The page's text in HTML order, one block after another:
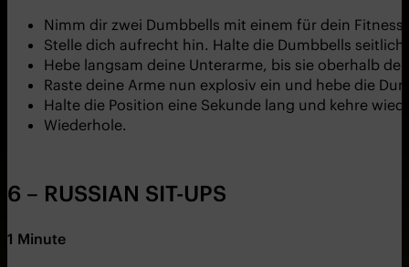
Nimm dir zwei Dumbbells mit einem für dein
Stelle dich aufrecht hin. Halte die Dumbbells
Hebe langsam deine Unterarme, bis sie oberhalb
Raste deine Arme nun explosiv ein und hebe die
Halte die Position eine Sekunde lang und kehre
Wiederhole.
6 – RUSSIAN SIT-UPS
1 Minute